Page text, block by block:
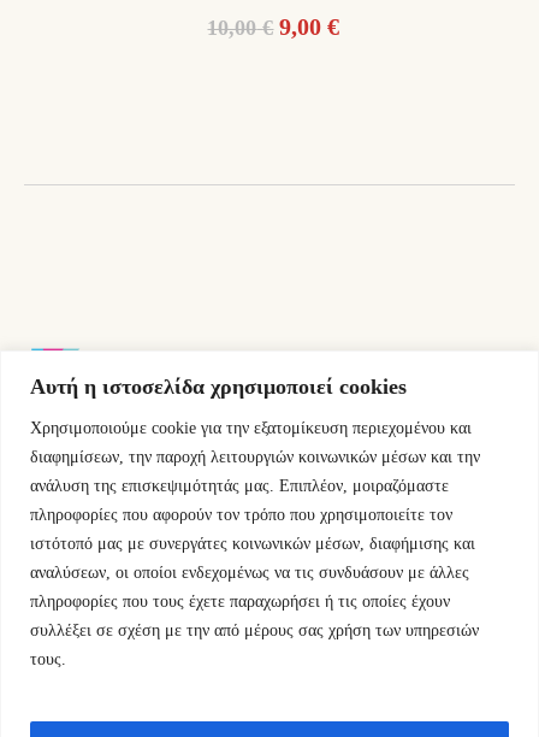
Αυτή η ιστοσελίδα χρησιμοποιεί cookies
Χρησιμοποιούμε cookie για την εξατομίκευση περιεχομένου και
διαφημίσεων, την παροχή λειτουργιών κοινωνικών μέσων και την
ανάλυση της επισκεψιμότητάς μας. Επιπλέον, μοιραζόμαστε
πληροφορίες που αφορούν τον τρόπο που χρησιμοποιείτε τον
ιστότοπό μας με συνεργάτες κοινωνικών μέσων, διαφήμισης και
αναλύσεων, οι οποίοι ενδεχομένως να τις συνδυάσουν με άλλες
πληροφορίες που τους έχετε παραχωρήσει ή τις οποίες έχουν
συλλέξει σε σχέση με την από μέρους σας χρήση των υπηρεσιών
τους.
10,00 € Original
9,00 €Η
Εμμ.Μπενάκη 76 10681 Αθήνα Ελλάδα.
+30.2110084023
info@kyfantabooks.gr
Βρείτε μας